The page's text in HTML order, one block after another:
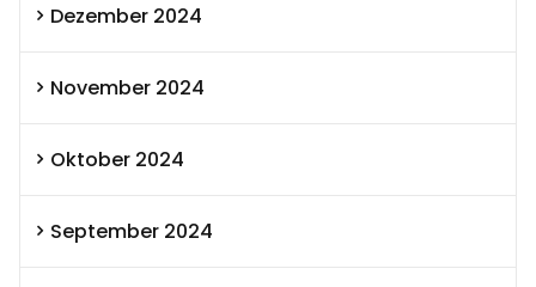
Dezember 2024
November 2024
Oktober 2024
September 2024